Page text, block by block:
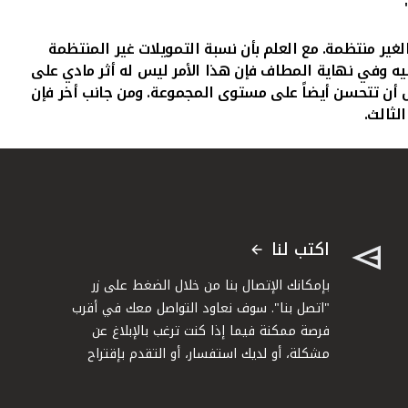
منتظمة. مع العلم بأن نسبة التمويلات غير المنتظمة
وعليه وفي نهاية المطاف فإن هذا الأمر ليس له أثر مادي على
أن تتحسن أيضاً على مستوى المجموعة. ومن جانب أخر فإن
اكتب لنا
بإمكانك الإتصال بنا من خلال الضغط على زر
"اتصل بنا". سوف نعاود التواصل معك في أقرب
فرصة ممكنة فيما إذا كنت ترغب بالإبلاغ عن
مشكلة، أو لديك استفسار، أو التقدم بإقتراح